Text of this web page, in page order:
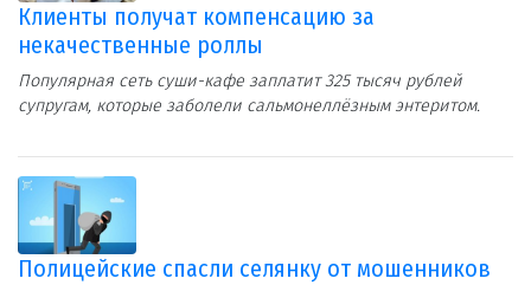
Клиенты получат компенсацию за
некачественные роллы
Популярная сеть суши-кафе заплатит 325 тысяч рублей
супругам, которые заболели сальмонеллёзным энтеритом.
Полицейские спасли селянку от мошенников